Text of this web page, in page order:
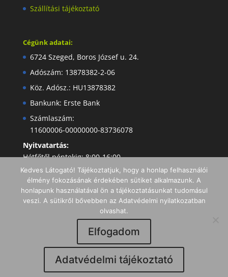
Szállítási tájékoztató
Cégünk adatai:
6724 Szeged, Boros József u. 24.
Adószám: 13878382-2-06
Köz. Adósz.: HU13878382
Bankunk: Erste Bank
Számlaszám:
11600006-00000000-83736078
Nyitvatartás:
Hétfőtől péntekig: 8:00-16:00
Minden jog fenntartva I Copyright 2019 -
Dentaltechnika Kft.
Kedves Látogató! Tájékoztatjuk, hogy a honlap felhasználói
élmény fokozásának érdekében sütiket alkalmazunk. A
honlapunk használatával ön a tájékoztatásunkat tudomásul
veszi. A sütikről bővebben az Adatvédelmi nyilatkozatban
olvashat.
Elfogadom
Adatvédelmi tájékoztató